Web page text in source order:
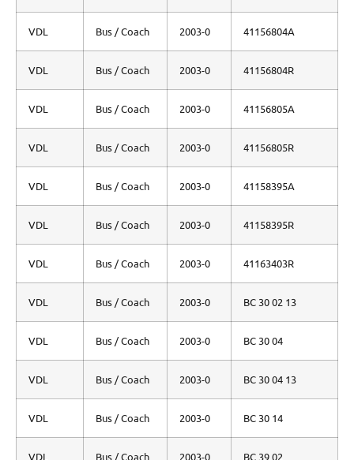
VDL Bus / Coach 2003-0 41156804A
VDL Bus / Coach 2003-0 41156804R
VDL Bus / Coach 2003-0 41156805A
VDL Bus / Coach 2003-0 41156805R
VDL Bus / Coach 2003-0 41158395A
VDL Bus / Coach 2003-0 41158395R
VDL Bus / Coach 2003-0 41163403R
VDL Bus / Coach 2003-0 BC 30 02 13
VDL Bus / Coach 2003-0 BC 30 04
VDL Bus / Coach 2003-0 BC 30 04 13
VDL Bus / Coach 2003-0 BC 30 14
VDL Bus / Coach 2003-0 BC 39 02